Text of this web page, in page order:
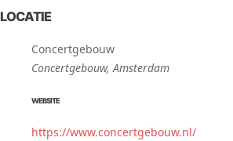
LOCATIE
Concertgebouw
Concertgebouw, Amsterdam
WEBSITE
https://www.concertgebouw.nl/